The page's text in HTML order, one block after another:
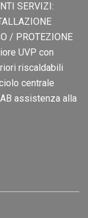
SERVIZI:
/ PROTEZIONE
UVP con
riscaldabili
centrale
assistenza alla